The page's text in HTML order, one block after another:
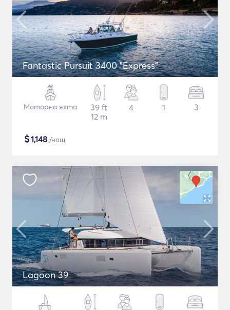
Fantastic Pursuit 3400 "Express"
Моторна яхта
39 ft
12 m
4 1 3
$1,148 /нощ
Lagoon 39